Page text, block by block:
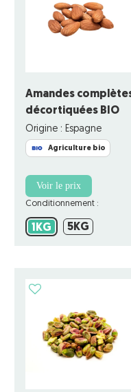
Amandes
décortiquées BIO
Origine : Espagne
Agriculture bio
Voir le prix
Conditionnement :
1KG 1KG5KG